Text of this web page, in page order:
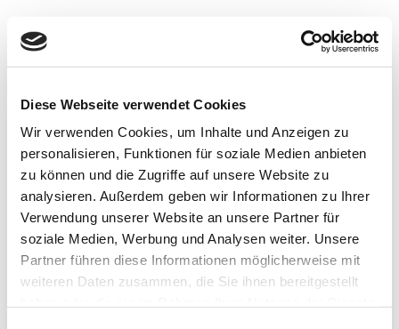
Diese Webseite verwendet Cookies
Wir verwenden Cookies, um Inhalte und Anzeigen zu
personalisieren, Funktionen für soziale Medien anbieten
zu können und die Zugriffe auf unsere Website zu
analysieren. Außerdem geben wir Informationen zu Ihrer
Verwendung unserer Website an unsere Partner für
soziale Medien, Werbung und Analysen weiter. Unsere
Partner führen diese Informationen möglicherweise mit
weiteren Daten zusammen, die Sie ihnen bereitgestellt